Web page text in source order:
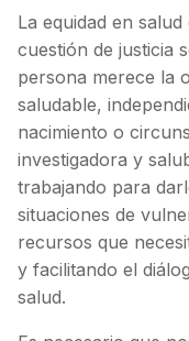
La equidad en
cuestión de justicia
persona merece la
saludable,
nacimiento o
investigadora y
trabajando para
situaciones de
recursos que
y facilitando el
salud.